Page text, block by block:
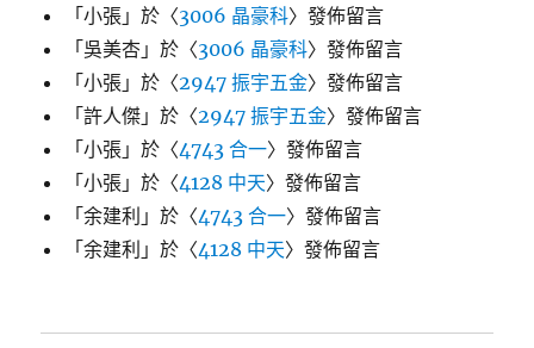
「小張 」於〈3006 晶豪科〉發佈留言
「吳美杏 」於〈3006 晶豪科〉發佈留言
「小張 」於〈2947 振宇五金〉發佈留言
「許人傑 」於〈2947 振宇五金〉發佈留言
「小張 」於〈4743 合一〉發佈留言
「小張 」於〈4128 中天〉發佈留言
「余建利 」於〈4743 合一〉發佈留言
「余建利 」於〈4128 中天〉發佈留言